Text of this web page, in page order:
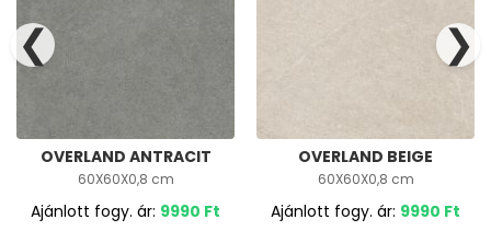
OVERLAND ANTRACIT
60X60X0,8 cm
Ajánlott fogy. ár: 9990 Ft
OVERLAND BEIGE
60X60X0,8 cm
Ajánlott fogy. ár: 9990 Ft
❮ ❯